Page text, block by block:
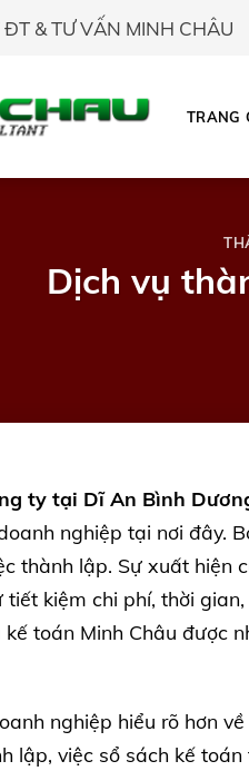
& TƯ VẤN MINH CHÂU
TRANG
Dịch vụ
ty tại Dĩ An Bình
nghiệp tại nơi đây.
thành lập. Sự xuất hiện
kiệm chi phí, thời
toán Minh Châu được
nghiệp hiểu rõ hơn
lập, việc sổ sách kế